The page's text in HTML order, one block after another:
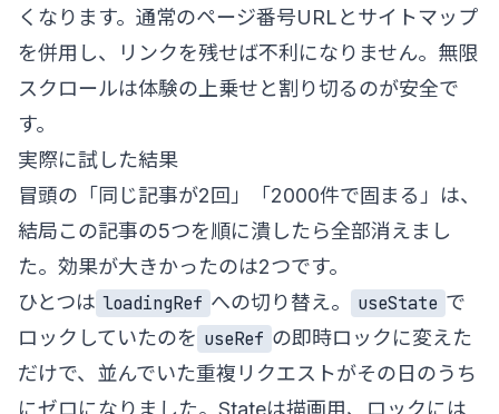
くなります。通常のページ番号URLとサイトマップ
を併用し、リンクを残せば不利になりません。無限
スクロールは体験の上乗せと割り切るのが安全で
す。
実際に試した結果
冒頭の「同じ記事が2回」「2000件で固まる」は、
結局この記事の5つを順に潰したら全部消えまし
た。効果が大きかったのは2つです。
ひとつは loadingRef への切り替え。 useState で
ロックしていたのを useRef の即時ロックに変えた
だけで、並んでいた重複リクエストがその日のうち
にゼロになりました。Stateは描画用、ロックには